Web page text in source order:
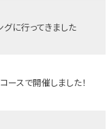
に行ってきました
スで開催しました！